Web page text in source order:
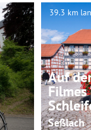
© Martina Rohner, Rainer Brabec
39.3 km
Auf
Seßlach